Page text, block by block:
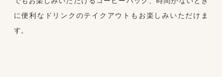
に便利なドリンクのテイクアウトもお楽しみいただけま
す。